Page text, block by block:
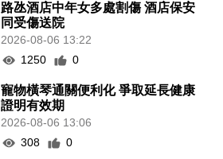
路氹酒店中年女多處割傷 酒店保安
同受傷送院
2026-08-06 13:22
1250
0
寵物橫琴通關便利化 爭取延長健康
證明有效期
2026-08-06 13:06
308
0